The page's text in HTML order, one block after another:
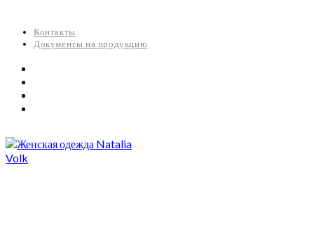
Контакты
Документы на продукцию